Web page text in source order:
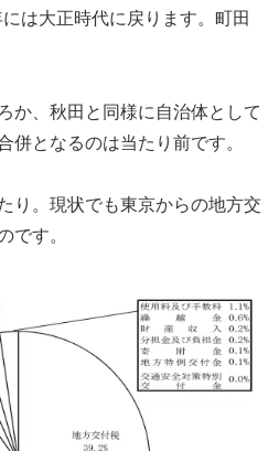
は大正時代に戻ります。町田
か、秋田と同様に自治体として
併となるのは当たり前です。
り。現状でも東京からの地方交
です。